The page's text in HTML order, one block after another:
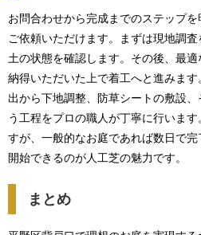
お問合わせから完成までのステップ
ご依頼いただけます。まずは現地調
土の状態を確認します。その後、最
納得いただいた上で着工へと進みま
出から下地調整、防草シートの敷設
う工程をプロの職人が丁寧に行いま
すが、一般的なお庭であれば数日で
開始できるのが人工芝の魅力です。
まとめ